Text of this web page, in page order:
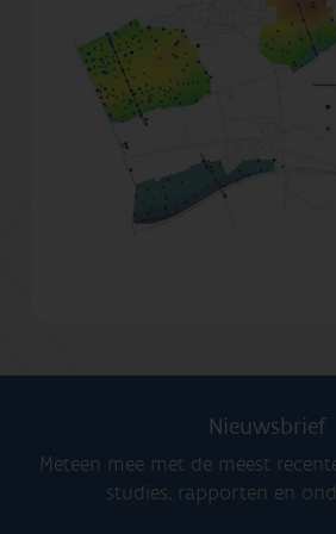
Nieuwsbrief
Meteen mee met de meest
studies, rapporten en